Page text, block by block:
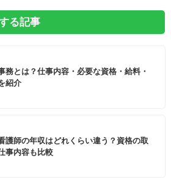
る記事
務とは？仕事内容・必要な資格・給料・
紹介
護師の年収はどれくらい違う？資格の取
事内容も比較